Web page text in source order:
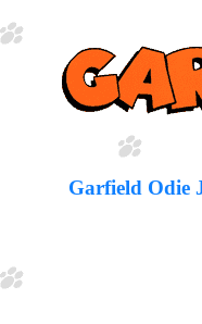
Garfield Odie